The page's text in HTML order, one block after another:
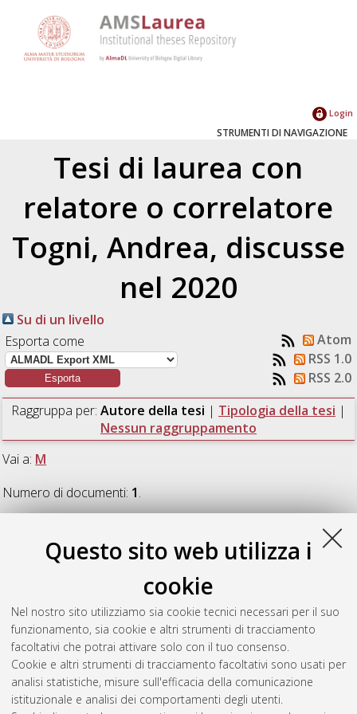
Questo sito web utilizza i
cookie
Nel nostro sito utilizziamo sia cookie tecnici necessari per il suo
funzionamento, sia cookie e altri strumenti di tracciamento
facoltativi che potrai attivare solo con il tuo consenso.
Cookie e altri strumenti di tracciamento facoltativi sono usati per
analisi statistiche, misure sull'efficacia della comunicazione
istituzionale e analisi dei comportamenti degli utenti.
Login
STRUMENTI DI NAVIGAZIONE
Tesi di laurea con
relatore o correlatore
Togni, Andrea, discusse
nel 2020
Su di un livello
Esporta come
Atom
RSS 1.0
RSS 2.0
Raggruppa per: Autore della tesi | Tipologia della tesi |
Nessun raggruppamento
Vai a: M
Numero di documenti: 1.
(2020)Caratterizzazione della Sardinia
[Laurea], Università di Bologna, Corso di Studio inIngegneria
aerospaziale [L-DM270] - Forli' , Documento ad accesso
riservato.
Questa lista e' stata generata ilSat Aug 8 02:00:52 2026